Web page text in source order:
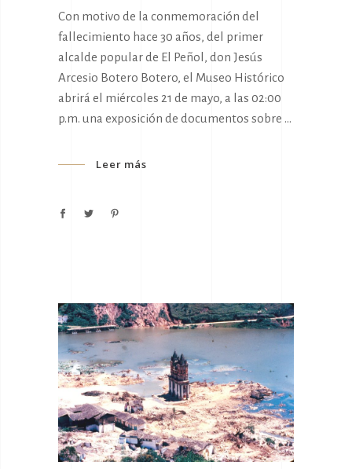
Con motivo de la conmemoración del
fallecimiento hace 30 años, del primer
alcalde popular de El Peñol, don Jesús
Arcesio Botero Botero, el Museo Histórico
abrirá el miércoles 21 de mayo, a las 02:00
p.m. una exposición de documentos sobre
Leer más